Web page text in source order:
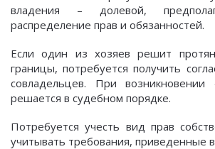
владения – долевой,
распределение прав и обязанностей.
Если один из хозяев решит
границы, потребуется получить
совладельцев. При возникновении
решается в судебном порядке.
Потребуется учесть вид прав
учитывать требования, приведенные